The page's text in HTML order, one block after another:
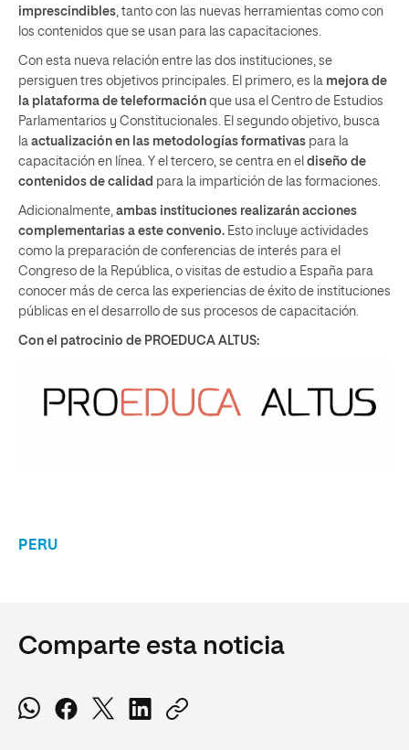
imprescindibles, tanto con las nuevas herramientas como con
los contenidos que se usan para las capacitaciones.
Con esta nueva relación entre las dos instituciones, se
persiguen tres objetivos principales. El primero, es la mejora de
la plataforma de teleformación que usa el Centro de Estudios
Parlamentarios y Constitucionales. El segundo objetivo, busca
la actualización en las metodologías formativas para la
capacitación en línea. Y el tercero, se centra en el diseño de
contenidos de calidad para la impartición de las formaciones.
Adicionalmente, ambas instituciones realizarán acciones
complementarias a este convenio. Esto incluye actividades
como la preparación de conferencias de interés para el
Congreso de la República, o visitas de estudio a España para
conocer más de cerca las experiencias de éxito de instituciones
públicas en el desarrollo de sus procesos de capacitación.
Con el patrocinio de PROEDUCA ALTUS:
PERU
Comparte esta noticia